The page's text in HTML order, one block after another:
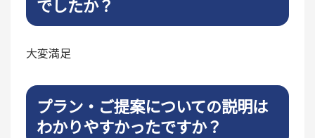
でしたか？
大変満足
プラン・ご提案についての説明は
わかりやすかったですか？